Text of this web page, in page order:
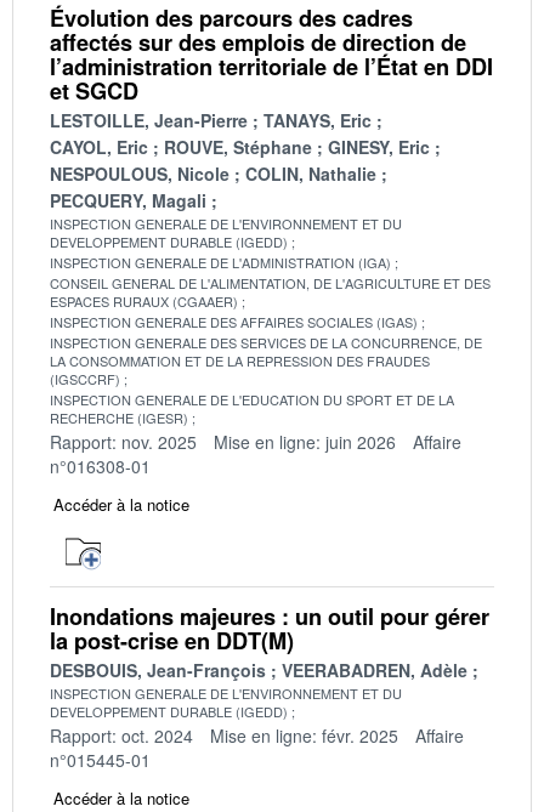
Évolution des parcours des cadres
affectés sur des emplois de direction de
l’administration territoriale de l’État en DDI
et SGCD
LESTOILLE, Jean-Pierre
TANAYS, Eric
CAYOL, Eric
ROUVE, Stéphane
GINESY, Eric
NESPOULOUS, Nicole
COLIN, Nathalie
PECQUERY, Magali
INSPECTION GENERALE DE L'ENVIRONNEMENT ET DU
DEVELOPPEMENT DURABLE (IGEDD)
INSPECTION GENERALE DE L'ADMINISTRATION (IGA)
CONSEIL GENERAL DE L'ALIMENTATION, DE L'AGRICULTURE ET DES
ESPACES RURAUX (CGAAER)
INSPECTION GENERALE DES AFFAIRES SOCIALES (IGAS)
INSPECTION GENERALE DES SERVICES DE LA CONCURRENCE, DE
LA CONSOMMATION ET DE LA REPRESSION DES FRAUDES
(IGSCCRF)
INSPECTION GENERALE DE L'EDUCATION DU SPORT ET DE LA
RECHERCHE (IGESR)
Rapport: nov. 2025 Mise en ligne: juin 2026
Affaire
n°016308-01
Accéder à la notice
Inondations majeures : un outil pour gérer
la post-crise en DDT(M)
DESBOUIS, Jean-François VEERABADREN, Adèle
INSPECTION GENERALE DE L'ENVIRONNEMENT ET DU
DEVELOPPEMENT DURABLE (IGEDD)
Rapport: oct. 2024 Mise en ligne: févr. 2025
Affaire
n°015445-01
Accéder à la notice